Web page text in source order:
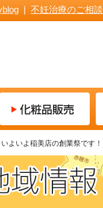
| 不妊治療のご相談
いよいよ稲美店の創業祭です！